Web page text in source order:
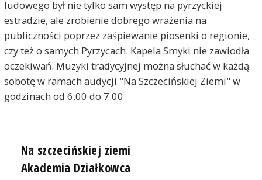
ludowego był nie tylko sam występ na pyrzyckiej
estradzie, ale zrobienie dobrego wrażenia na
publiczności poprzez zaśpiewanie piosenki o regionie,
czy też o samych Pyrzycach. Kapela Smyki nie zawiodła
oczekiwań. Muzyki tradycyjnej można słuchać w każdą
sobotę w ramach audycji "Na Szczecińskiej Ziemi" w
godzinach od 6.00 do 7.00
Na szczecińskiej ziemi
Akademia Działkowca